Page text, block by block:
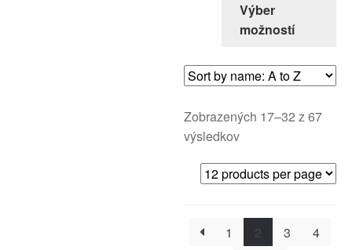
Výber
možností
Zobrazených 17–32 z 67
výsledkov
1 2 3
4